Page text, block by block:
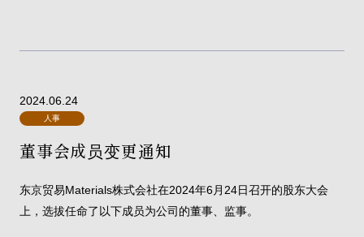
2024.06.24
人事
董事会成员变更通知
东京贸易Materials株式会社在2024年6月24日召开的股东大会
上，选拔任命了以下成员为公司的董事、监事。